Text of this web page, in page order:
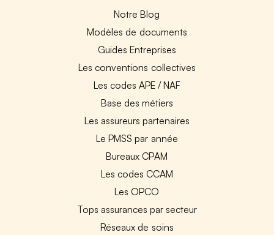
Notre Blog
Modèles de documents
Guides Entreprises
Les conventions collectives
Les codes APE / NAF
Base des métiers
Les assureurs partenaires
Le PMSS par année
Bureaux CPAM
Les codes CCAM
Les OPCO
Tops assurances par secteur
Réseaux de soins